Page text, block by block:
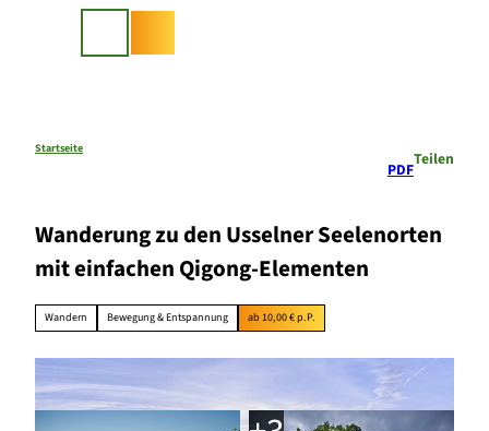
Startseite
PDF
Teilen
Wanderung zu den Usselner Seelenorten
mit einfachen Qigong-Elementen
Wandern Bewegung & Entspannung ab 10,00 € p.P.